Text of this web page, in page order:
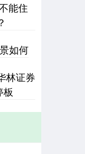
能住
如何
林证券
板